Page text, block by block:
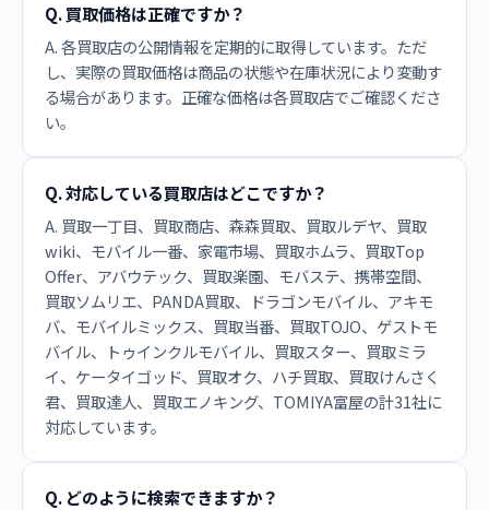
Q. 買取価格は正確ですか？
A. 各買取店の公開情報を定期的に取得しています。ただ
し、実際の買取価格は商品の状態や在庫状況により変動す
る場合があります。正確な価格は各買取店でご確認くださ
い。
Q. 対応している買取店はどこですか？
A. 買取一丁目、買取商店、森森買取、買取ルデヤ、買取
wiki、モバイル一番、家電市場、買取ホムラ、買取Top
Offer、アバウテック、買取楽園、モバステ、携帯空間、
買取ソムリエ、PANDA買取、ドラゴンモバイル、アキモ
バ、モバイルミックス、買取当番、買取TOJO、ゲストモ
バイル、トゥインクルモバイル、買取スター、買取ミラ
イ、ケータイゴッド、買取オク、ハチ買取、買取けんさく
君、買取達人、買取エノキング、TOMIYA富屋の計31社に
対応しています。
Q. どのように検索できますか？